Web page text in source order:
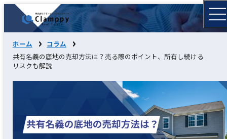
ホーム
コラム
共有名義の底地の売却方法は？売る際のポイント、所有し続ける
リスクも解説